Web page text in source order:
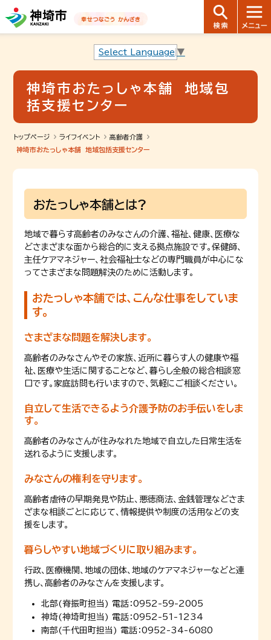
音声読み上げ用ナビゲーションです。
本文へ移動します
ページ最後（フッター）へ移動します
音声読み上げ用ナビゲーションはここまでです。
Select Language ▼
神埼市おたっしゃ本舗 地域包
括支援センター
トップページ ライフイベント
高齢者介護
神埼市おたっしゃ本舗 地域包括支援センター
おたっしゃ本舗とは?
地域で暮らす高齢者のみなさんの介護、福祉、健康、医療な
どさまざまな面から総合的に支える拠点施設です。保健師、
主任ケアマネジャー、社会福祉士などの専門職員が中心にな
ってさまざまな問題解決のために活動します。
おたっしゃ本舗では、こんな仕事をしていま
す。
さまざまな問題を解決します。
高齢者のみなさんやその家族、近所に暮らす人の健康や福
祉、医療や生活に関することなど、暮らし全般の総合相談窓
口です。家庭訪問も行いますので、気軽にご相談ください。
自立して生活できるよう介護予防のお手伝いをしま
す。
高齢者のみなさんが住みなれた地域で自立した日常生活を
送れるように支援します。
みなさんの権利を守ります。
高齢者虐待の早期発見や防止、悪徳商法、金銭管理などさま
ざまな相談ごとに応じて、情報提供や制度の活用などの支
援をします。
暮らしやすい地域づくりに取り組みます。
行政、医療機関、地域の団体、地域のケアマネジャーなどと連
携し、高齢者のみなさんを支援します。
北部(脊振町担当) 電話：0952-59-2005
神埼(神埼町担当) 電話：0952-51-1234
南部(千代田町担当) 電話：0952-34-6080